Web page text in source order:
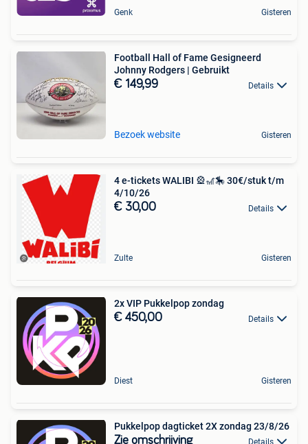
Genk Gisteren
Football Hall of Fame Gesigneerd
Johnny Rodgers | Gebruikt
€ 149,99 Details
Bezoek website Gisteren
4 e-tickets WALIBI 🎡🎢🎠 30€/stuk t/m
4/10/26
€ 30,00 Details
Zulte Gisteren
2x VIP Pukkelpop zondag
€ 450,00 Details
Diest Gisteren
Pukkelpop dagticket 2X zondag 23/8/26
Zie omschrijving Details